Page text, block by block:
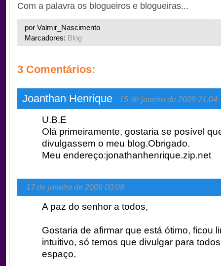
Com a palavra os blogueiros e blogueiras...
por Valmir_Nascimento
Marcadores: Blog
3 Comentários:
Joanthan Henrique 15 de janeiro de 2009 21:04
U.B.E
Olá primeiramente, gostaria se posível
divulgassem o meu blog.Obrigado.
Meu endereço:jonathanhenrique.zip.net
17 de janeiro de 2009 00:09
A paz do senhor a todos,
Gostaria de afirmar que está ótimo, ficou
intuitivo, só temos que divulgar para
espaço.